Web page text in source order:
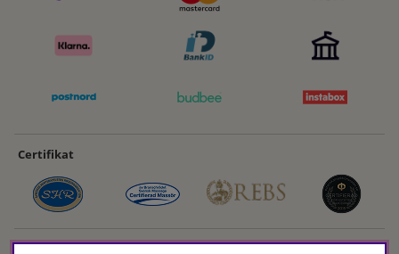
Certifikat